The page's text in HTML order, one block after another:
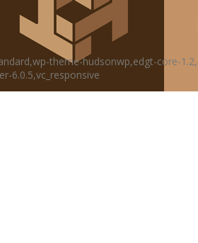
theme-hudsonwp,edgt-core-
6.0.5,vc_responsive